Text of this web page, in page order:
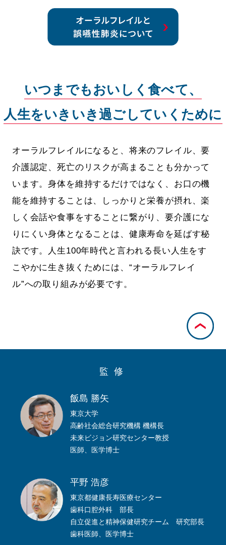
いつまでもおいしく食べて、
人生をいきいき過ごしていくために
オーラルフレイルになると、将来のフレイル、要
介護認定、死亡のリスクが高まることも分かって
います。身体を維持するだけではなく、お口の機
能を維持することは、しっかりと栄養が摂れ、楽
しく会話や食事をすることに繋がり、要介護にな
りにくい身体となることは、健康寿命を延ばす秘
訣です。人生100年時代と言われる長い人生をす
こやかに生き抜くためには、“オーラルフレイ
ル”への取り組みが必要です。
監修
飯島 勝矢
東京大学
高齢社会総合研究機構 機構長
未来ビジョン研究センター教授
医師、医学博士
平野 浩彦
東京都健康長寿医療センター
歯科口腔外科 部長
自立促進と精神保健研究チーム 研究部長
歯科医師、医学博士